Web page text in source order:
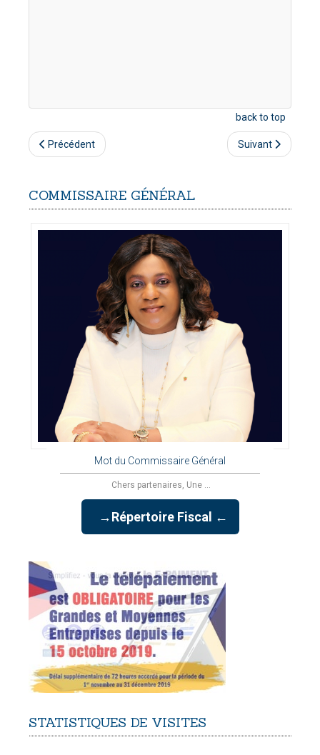
back to top
Précédent Suivant
COMMISSAIRE GÉNÉRAL
Mot du Commissaire Général
Chers partenaires, Une ...
→Répertoire Fiscal ←
STATISTIQUES DE VISITES